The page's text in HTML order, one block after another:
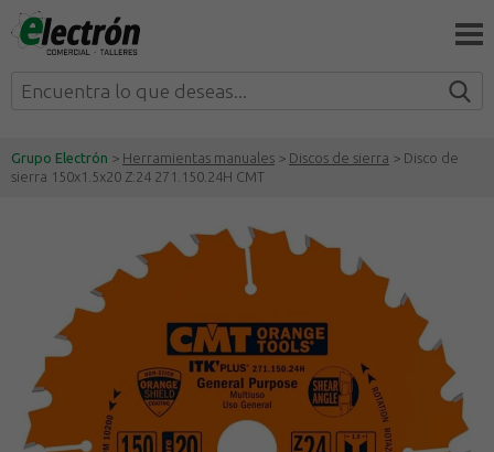
Grupo Electrón > Herramientas manuales > Discos de sierra > Disco de
sierra 150x1.5x20 Z:24 271.150.24H CMT